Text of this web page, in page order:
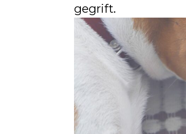
gegrift.